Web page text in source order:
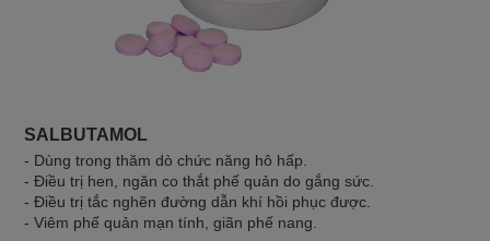
SALBUTAMOL
- Dùng trong thăm dò chức năng hô hấp.
- Điều trị hen, ngăn co thắt phế quản do gắng sức.
- Điều trị tắc nghẽn đường dẫn khí hồi phục được.
- Viêm phế quản mạn tính, giãn phế nang.